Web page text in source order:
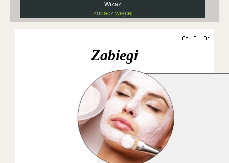
Wizaż
Zobacz więcej
Zabiegi